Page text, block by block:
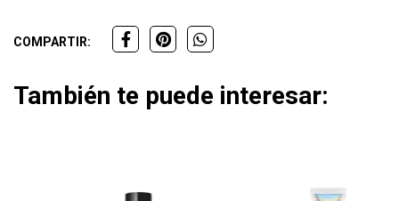
COMPARTIR:
También te puede interesar: